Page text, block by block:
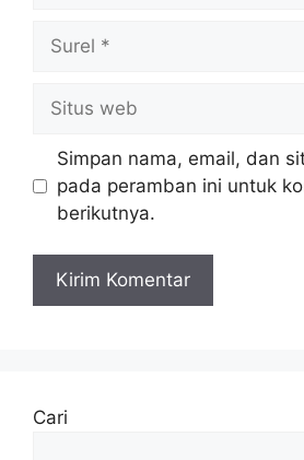
web
Simpan nama, email, dan
pada peramban ini untuk
berikutnya.
Cari